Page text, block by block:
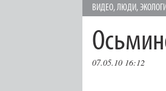
ВИДЕО,ЛЮДИ,
07.05.10 16:12